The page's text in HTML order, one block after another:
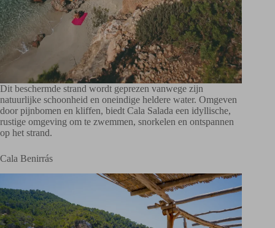
Dit beschermde strand wordt geprezen vanwege zijn
natuurlijke schoonheid en oneindige heldere water. Omgeven
door pijnbomen en kliffen, biedt Cala Salada een idyllische,
rustige omgeving om te zwemmen, snorkelen en ontspannen
op het strand.
Cala Benirrás